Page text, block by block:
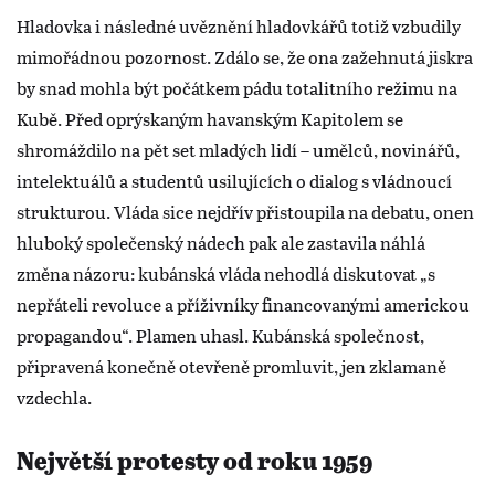
Hladovka i následné uvěznění hladovkářů totiž vzbudily
mimořádnou pozornost. Zdálo se, že ona zažehnutá jiskra
by snad mohla být počátkem pádu totalitního režimu na
Kubě. Před oprýskaným havanským Kapitolem se
shromáždilo na pět set mladých lidí – umělců, novinářů,
intelektuálů a studentů usilujících o dialog s vládnoucí
strukturou. Vláda sice nejdřív přistoupila na debatu, onen
hluboký společenský nádech pak ale zastavila náhlá
změna názoru: kubánská vláda nehodlá diskutovat „s
nepřáteli revoluce a příživníky financovanými americkou
propagandou“. Plamen uhasl. Kubánská společnost,
připravená konečně otevřeně promluvit, jen zklamaně
vzdechla.
Největší protesty od roku 1959